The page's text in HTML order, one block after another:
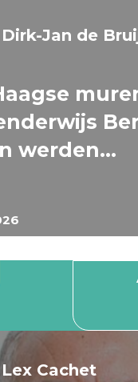
Dirk-Jan de
werden…
Lex Cachet